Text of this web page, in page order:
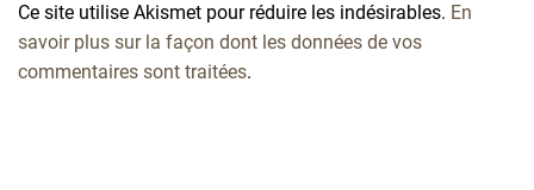
Ce site utilise Akismet pour réduire les indésirables. En
savoir plus sur la façon dont les données de vos
commentaires sont traitées.